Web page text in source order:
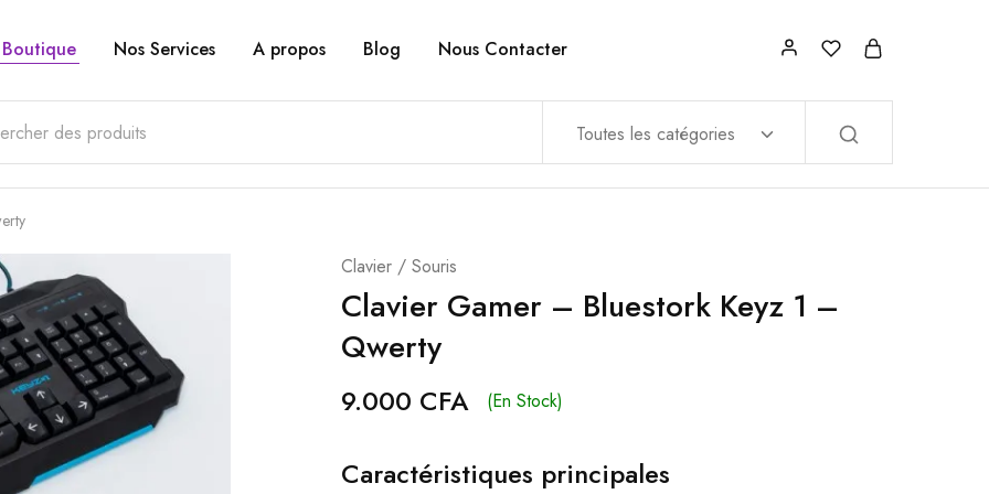
Boutique Nos Services A propos Blog Nous Contacter
Toutes les catégories
Clavier / Souris
Clavier Gamer – Bluestork Keyz 1 –
Qwerty
9.000 CFA (En Stock)
Caractéristiques principales